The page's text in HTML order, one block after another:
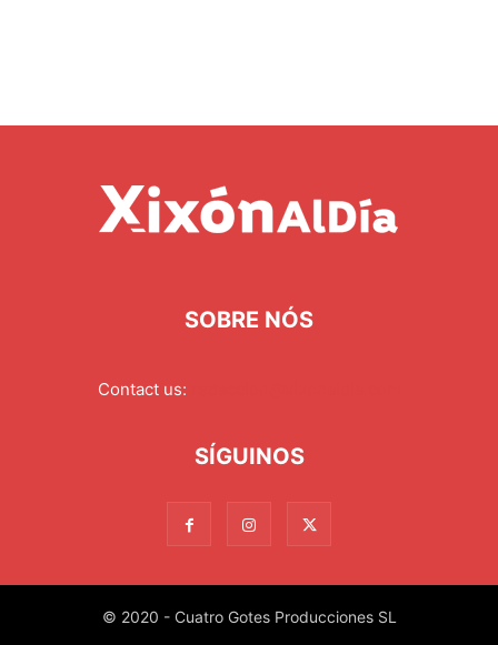
SOBRE NÓS
Contact us:
SÍGUINOS
© 2020 - Cuatro Gotes Producciones SL